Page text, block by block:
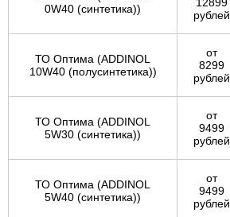
0W40 (синтетика))
12899
рублей
ТО Оптима (ADDINOL
10W40 (полусинтетика))
от
8299
рублей
ТО Оптима (ADDINOL
5W30 (синтетика))
от
9499
рублей
ТО Оптима (ADDINOL
5W40 (синтетика))
от
9499
рублей